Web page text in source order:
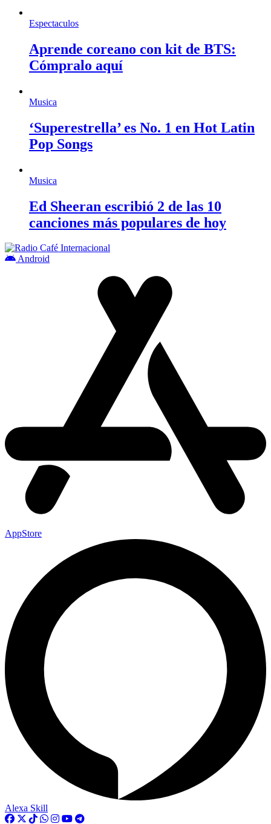
Espectaculos
Aprende coreano con kit de BTS:
Cómpralo aquí
Musica
‘Superestrella’ es No. 1 en Hot Latin
Pop Songs
Musica
Ed Sheeran escribió 2 de las 10
canciones más populares de hoy
Android
AppStore
Alexa Skill